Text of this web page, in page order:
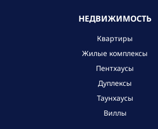
НЕДВИЖИМОСТЬ
Квартиры
Жилые комплексы
Пентхаусы
Дуплексы
Таунхаусы
Виллы